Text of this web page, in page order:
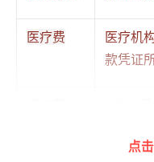
医疗费
医疗机
款凭证
少的收
点